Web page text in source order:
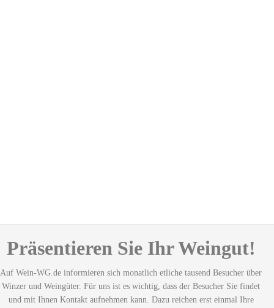
Präsentieren Sie Ihr Weingut!
Auf Wein-WG.de informieren sich monatlich etliche tausend Besucher über
Winzer und Weingüter. Für uns ist es wichtig, dass der Besucher Sie findet
und mit Ihnen Kontakt aufnehmen kann. Dazu reichen erst einmal Ihre